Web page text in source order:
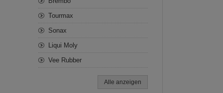
Tourmax
Sonax
Liqui Moly
Vee Rubber
Alle anzeigen